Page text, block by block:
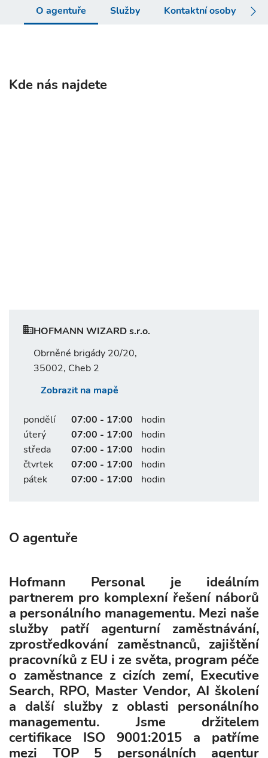
O agentuře Služby Kontaktní osoby
Kde nás najdete
HOFMANN WIZARD s.r.o.
Obrněné brigády 20/20,
35002, Cheb 2
Zobrazit na mapě
pondělí 07:00 - 17:00
hodin
úterý
07:00 - 17:00
hodin
středa
07:00 - 17:00
hodin
čtvrtek
07:00 - 17:00
hodin
pátek
07:00 - 17:00 hodin
O agentuře
Hofmann Personal je ideálním
partnerem pro komplexní řešení náborů
a personálního managementu. Mezi naše
služby patří agenturní zaměstnávání,
zprostředkování zaměstnanců, zajištění
pracovníků z EU i ze světa, program péče
o zaměstnance z cizích zemí, Executive
Search, RPO, Master Vendor, AI školení
a další služby z oblasti personálního
managementu. Jsme držitelem
certifikace ISO 9001:2015 a patříme
mezi TOP 5 personálních agentur